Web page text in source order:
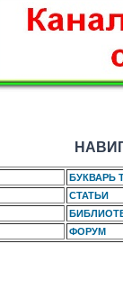
БУКВАРЬ
СТАТЬИ
ФОРУМ